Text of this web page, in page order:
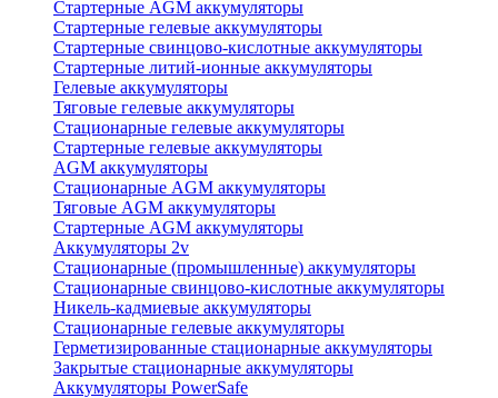
Стартерные AGM аккумуляторы
Стартерные гелевые аккумуляторы
Стартерные свинцово-кислотные аккумуляторы
Стартерные литий-ионные аккумуляторы
Гелевые аккумуляторы
Тяговые гелевые аккумуляторы
Стационарные гелевые аккумуляторы
Стартерные гелевые аккумуляторы
AGM аккумуляторы
Стационарные AGM аккумуляторы
Тяговые AGM аккумуляторы
Стартерные AGM аккумуляторы
Аккумуляторы 2v
Стационарные (промышленные) аккумуляторы
Стационарные свинцово-кислотные аккумуляторы
Никель-кадмиевые аккумуляторы
Стационарные гелевые аккумуляторы
Герметизированные стационарные аккумуляторы
Закрытые стационарные аккумуляторы
Аккумуляторы PowerSafe